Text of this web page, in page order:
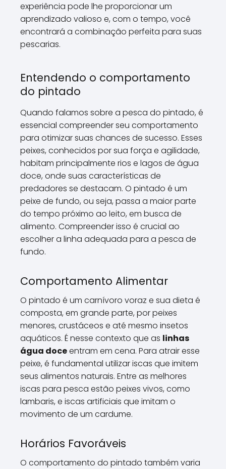
experiência pode lhe proporcionar um
aprendizado valioso e, com o tempo, você
encontrará a combinação perfeita para suas
pescarias.
Entendendo o comportamento
do pintado
Quando falamos sobre a pesca do pintado, é
essencial compreender seu comportamento
para otimizar suas chances de sucesso. Esses
peixes, conhecidos por sua força e agilidade,
habitam principalmente rios e lagos de água
doce, onde suas características de
predadores se destacam. O pintado é um
peixe de fundo, ou seja, passa a maior parte
do tempo próximo ao leito, em busca de
alimento. Compreender isso é crucial ao
escolher a linha adequada para a pesca de
fundo.
Comportamento Alimentar
O pintado é um carnívoro voraz e sua dieta é
composta, em grande parte, por peixes
menores, crustáceos e até mesmo insetos
aquáticos. É nesse contexto que as linhas
água doceentram em cena. Para atrair esse
peixe, é fundamental utilizar iscas que imitem
seus alimentos naturais. Entre as melhores
iscas para pesca estão peixes vivos, como
lambaris, e iscas artificiais que imitam o
movimento de um cardume.
Horários Favoráveis
O comportamento do pintado também varia